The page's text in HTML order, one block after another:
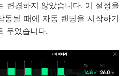
변경하지 않았습니다. 이 설정을
동될 때에 자동 랜딩을 시작하기
두었습니다.